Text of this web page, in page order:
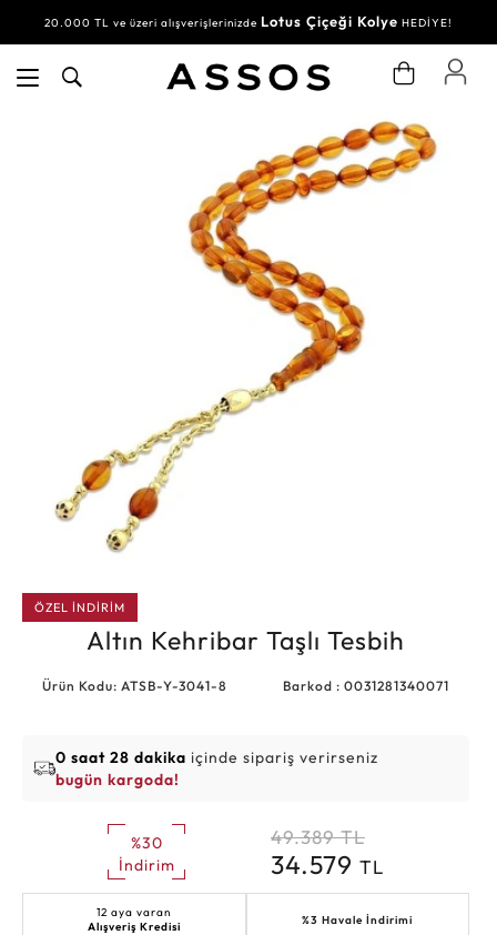
20.000 TL ve üzeri alışverişlerinizde Lotus Çiçeği Kolye HEDİYE!
ÖZEL İNDİRİM
Altın Kehribar Taşlı Tesbih
Ürün Kodu: ATSB-Y-3041-8 Barkod : 0031281340071
0 saat 28 dakika içinde sipariş verirseniz
bugün kargoda!
%30
İndirim
49.389 TL
34.579 TL
12 aya varan
Alışveriş Kredisi
%3 Havale İndirimi